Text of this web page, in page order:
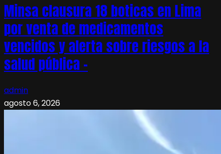
Minsa clausura 18 boticas en Lima
por venta de medicamentos
vencidos y alerta sobre riesgos a la
salud pública –
admin
agosto 6, 2026